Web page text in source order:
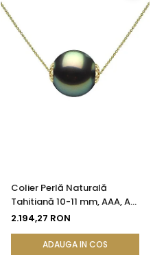
Colier Perlă Naturală
Tahitiană 10-11 mm, AAA, Aur
Galben 14K | KASKADDA®
2.194,27 RON
ADAUGA IN COS